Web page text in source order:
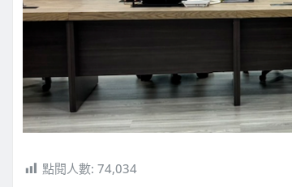
點閱人數: 74,034